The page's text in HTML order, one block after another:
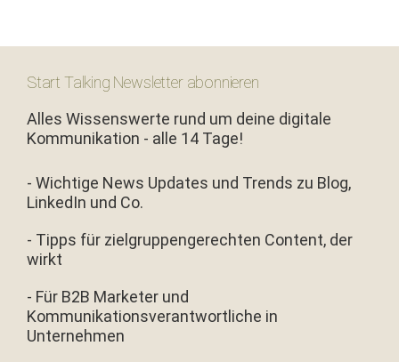
Start Talking Newsletter abonnieren
Alles Wissenswerte rund um deine digitale
Kommunikation - alle 14 Tage!
- Wichtige News Updates und Trends zu Blog,
LinkedIn und Co.
- Tipps für zielgruppengerechten Content, der
wirkt
- Für B2B Marketer und
Kommunikationsverantwortliche in
Unternehmen